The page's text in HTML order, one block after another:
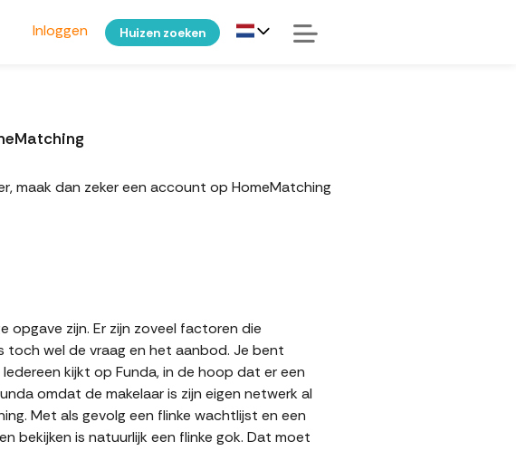
Inloggen Huizen zoeken
maak dan zeker een account op HomeMatching
opgave zijn. Er zijn zoveel factoren die
toch wel de vraag en het aanbod. Je bent
kijkt op Funda, in de hoop dat er een
omdat de makelaar is zijn eigen netwerk al
Met als gevolg een flinke wachtlijst en een
bekijken is natuurlijk een flinke gok. Dat moet